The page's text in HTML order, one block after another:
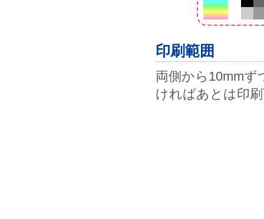
印刷範囲
両側から10mmず
ければあとは印